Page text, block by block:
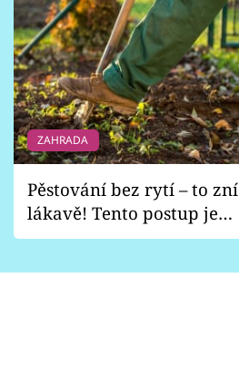
ZAHRADA
Pěstování bez rytí – to zní
lákavě! Tento postup je
vhodný jen pro některé